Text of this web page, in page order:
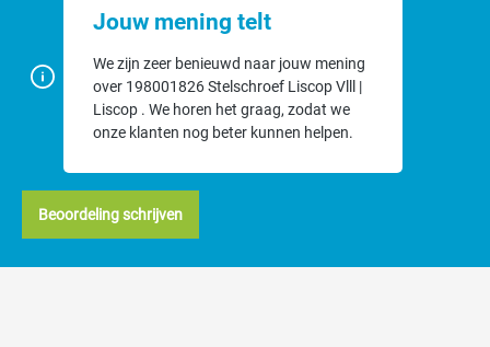
Jouw mening telt
We zijn zeer benieuwd naar jouw mening
over 198001826 Stelschroef Liscop Vlll |
Liscop . We horen het graag, zodat we
onze klanten nog beter kunnen helpen.
Beoordeling schrijven